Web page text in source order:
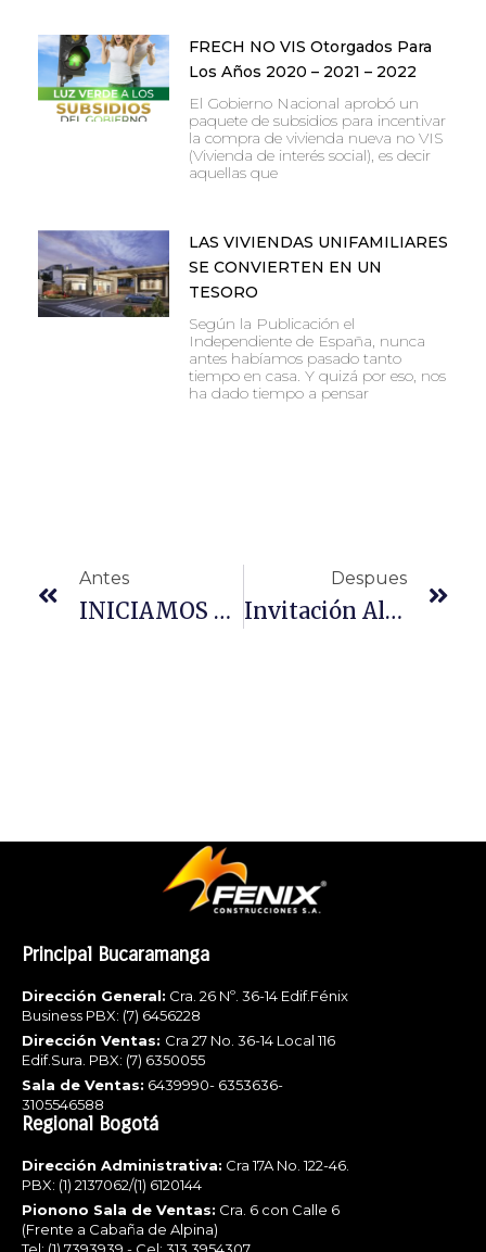
FRECH NO VIS Otorgados Para
Los Años 2020 – 2021 – 2022
El Gobierno Nacional aprobó un
paquete de subsidios para incentivar
la compra de vivienda nueva no VIS
(Vivienda de interés social), es decir
aquellas que
LAS VIVIENDAS UNIFAMILIARES
SE CONVIERTEN EN UN
TESORO
Según la Publicación el
Independiente de España, nunca
antes habíamos pasado tanto
tiempo en casa. Y quizá por eso, nos
ha dado tiempo a pensar
Antes
INICIAMOS ENTREGAS DE SOTTO SKY DECK
Despues
Invitación Al Lanzamiento De Gran Alicante
Principal Bucaramanga
Dirección General: Cra. 26 Nº. 36-14 Edif.Fénix
Business PBX: (7) 6456228
Dirección Ventas: Cra 27 No. 36-14 Local 116
Edif.Sura. PBX: (7) 6350055
Sala de Ventas: 6439990- 6353636-
3105546588
Regional Bogotá
Dirección Administrativa: Cra 17A No. 122-46.
PBX: (1) 2137062/(1) 6120144
Pionono Sala de Ventas: Cra. 6 con Calle 6
(Frente a Cabaña de Alpina)